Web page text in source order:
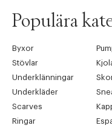
Populära
Byxor
Stövlar
Underklänningar
Underkläder
Scarves
Ringar